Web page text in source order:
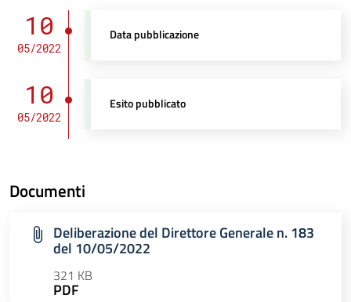
10
05/2022
Data pubblicazione
10
05/2022
Esito pubblicato
Documenti
Deliberazione del Direttore Generale n. 183
del 10/05/2022
321 KB
PDF